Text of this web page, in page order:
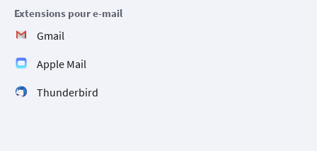
Extensions pour e-mail
Gmail
Apple Mail
Thunderbird